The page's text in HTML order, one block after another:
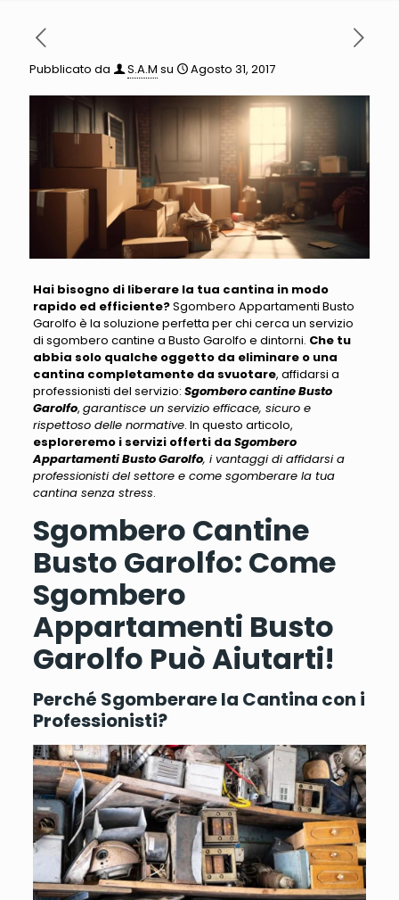
Pubblicato da S.A.M su Agosto 31, 2017
Hai bisogno di liberare la tua cantina in modo
rapido ed efficiente?Sgombero Appartamenti Busto
Garolfo è la soluzione perfetta per chi cerca un servizio
di sgombero cantine a Busto Garolfo e dintorni. Che tu
abbia solo qualche oggetto da eliminare o una
cantina completamente da svuotare, affidarsi a
professionisti del servizio: Sgombero cantine Busto
Garolfo, garantisce un servizio efficace, sicuro e
rispettoso delle normative. In questo articolo,
esploreremo i servizi offerti da Sgombero
Appartamenti Busto Garolfo, i vantaggi di affidarsi a
professionisti del settore e come sgomberare la tua
cantina senza stress.
Sgombero Cantine
Busto Garolfo: Come
Sgombero
Appartamenti Busto
Garolfo Può Aiutarti!
Perché Sgomberare la Cantina con i
Professionisti?